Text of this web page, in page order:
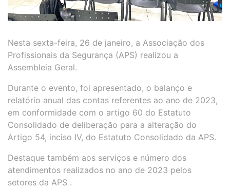
Nesta sexta-feira, 26 de janeiro, a Associação dos
Profissionais da Segurança (APS) realizou a
Assembleia Geral.
Durante o evento, foi apresentado, o balanço e
relatório anual das contas referentes ao ano de 2023,
em conformidade com o artigo 60 do Estatuto
Consolidado de deliberação para a alteração do
Artigo 54, inciso IV, do Estatuto Consolidado da APS.
Destaque também aos serviços e número dos
atendimentos realizados no ano de 2023 pelos
setores da APS .